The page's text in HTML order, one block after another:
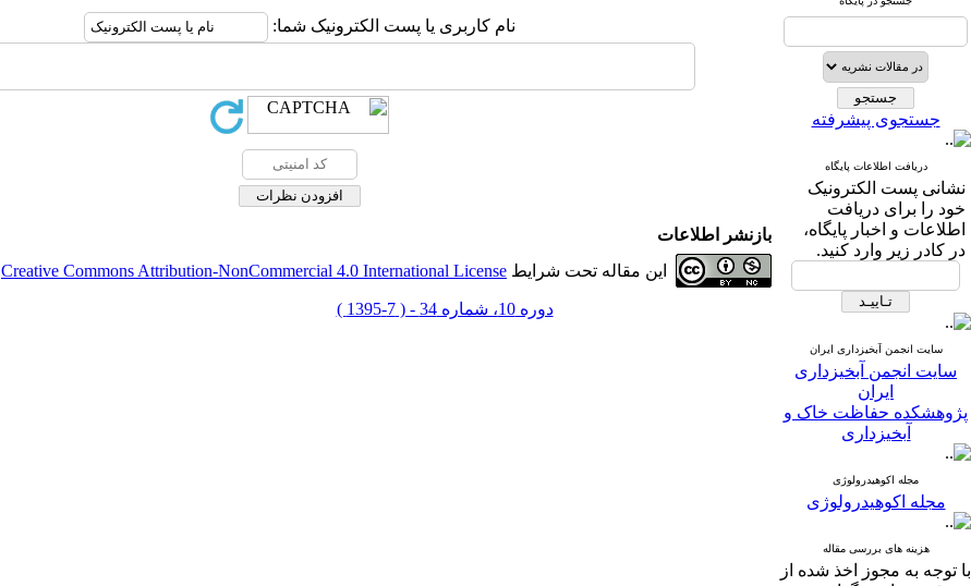
جستجوی پیشرفته
دریافت اطلاعات پایگاه
نشانی پست الکترونیک
خود را برای دریافت
اطلاعات و اخبار پایگاه،
در کادر زیر وارد کنید.
سایت انجمن آبخیزداری ایران
سایت انجمن آبخیزداری
ایران
پژوهشکده حفاظت خاک و
آبخیزداری
مجله اکوهیدرولوژی
مجله اکوهیدرولوژی
هزینه های بررسی مقاله
با توجه به مجوز اخذ شده از
نام کاربری یا پست الکترونیک شما:
بازنشر اطلاعات
این مقاله تحت شرایط Creative Commons Attribution-NonCommercial 4.0 International License
دوره 10، شماره 34 - ( 7-1395 )